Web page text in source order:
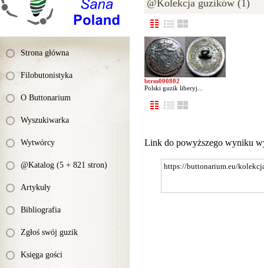
Strona główna
Filobutonistyka
O Buttonarium
Wyszukiwarka
Wytwórcy
@Katalog (5 + 821 stron)
Artykuły
Bibliografia
Zgłoś swój guzik
Księga gości
@Kolekcja guzików (1)
btrm000802
Polski guzik liberyj...
Link do powyższego wyniku